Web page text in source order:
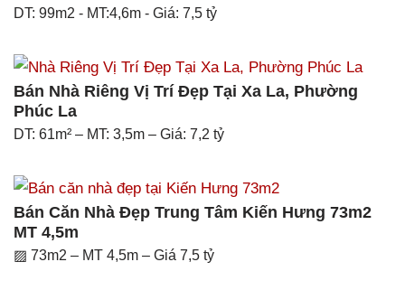
DT: 99m2 - MT:4,6m - Giá: 7,5 tỷ
Bán Nhà Riêng Vị Trí Đẹp Tại Xa La, Phường
Phúc La
DT: 61m² – MT: 3,5m – Giá: 7,2 tỷ
Bán Căn Nhà Đẹp Trung Tâm Kiến Hưng 73m2
MT 4,5m
▨ 73m2 – MT 4,5m – Giá 7,5 tỷ